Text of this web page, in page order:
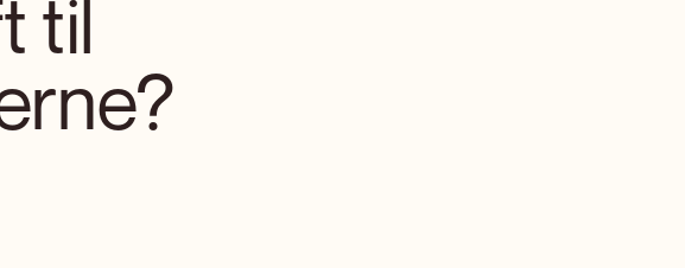
til